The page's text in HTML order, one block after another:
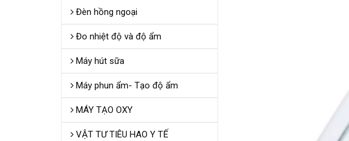
Đèn hồng ngoại
Đo nhiệt độ và độ ẩm
Máy hút sữa
Máy phun ẩm- Tạo độ ẩm
MÁY TẠO OXY
VẬT TƯ TIÊU HAO Y TẾ